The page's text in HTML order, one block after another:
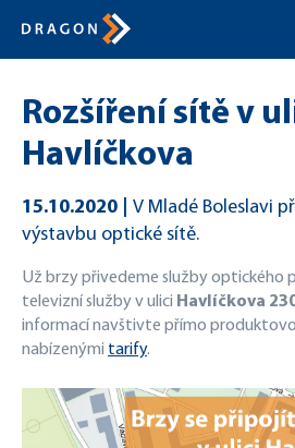
Rozšíření sítě v
Havlíčkova
15.10.2020
V Mladé Boleslavi
výstavbu optické sítě.
Už brzy přivedeme služby optického
televizní služby v ulici Havlíčkova
informací navštivte přímo
nabízenými tarify.